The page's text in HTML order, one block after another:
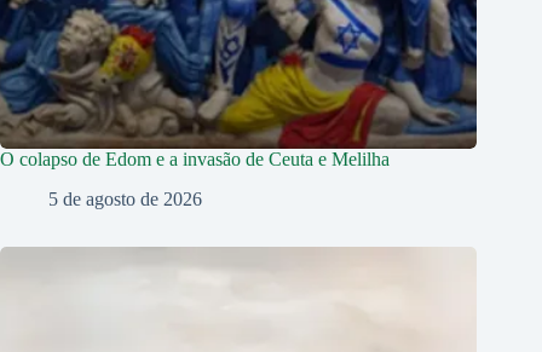
O colapso de Edom e a invasão de Ceuta e Melilha
5 de agosto de 2026